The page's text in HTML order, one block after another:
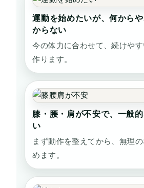
運動を始めたいが、何から
からない
今の体力に合わせて、続けや
作ります。
膝・腰・肩が不安で、一般
い
まず動作を整えてから、無理
めます。